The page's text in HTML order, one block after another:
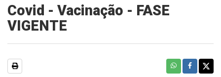
Covid - Vacinação - FASE
VIGENTE